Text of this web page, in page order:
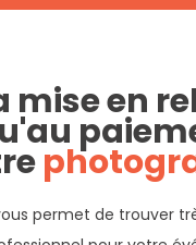
mise en
permet de trouver